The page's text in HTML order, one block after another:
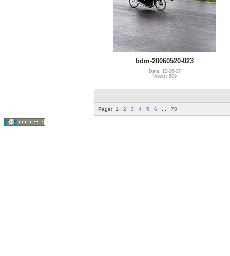
bdm-20060520-023
Date: 12-06-07
Views: 609
Page: 1 2 3 4 5 6 78